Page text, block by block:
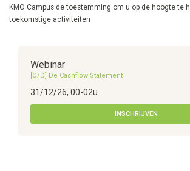
KMO Campus de toestemming om u op de hoogte te
toekomstige activiteiten
Webinar
[O/D] De Cashflow Statement
31/12/26, 00-02u
INSCHRIJVEN